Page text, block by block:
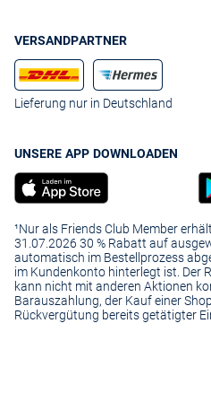
VERSANDPARTNER
Lieferung nur in Deutschland
UNSERE APP DOWNLOADEN
¹Nur als Friends Club Member
31.07.2026 30 % Rabatt auf
automatisch im Bestellprozess
im Kundenkonto hinterlegt ist. Der
kann nicht mit anderen Aktionen
Barauszahlung, der Kauf einer
Rückvergütung bereits getätigter